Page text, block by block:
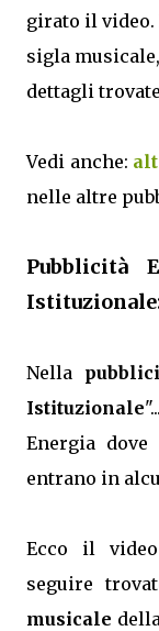
girato il
sigla
dettagli
Vedi anche:
nelle altre
Pubblicità
Nella
Istituzionale
Energia
entrano in
Ecco il
seguire
musicale